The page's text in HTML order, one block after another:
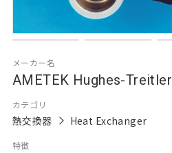
メーカー名
AMETEK Hughes-Treitler
カテゴリ
熱交換器 Heat Exchanger
特徴